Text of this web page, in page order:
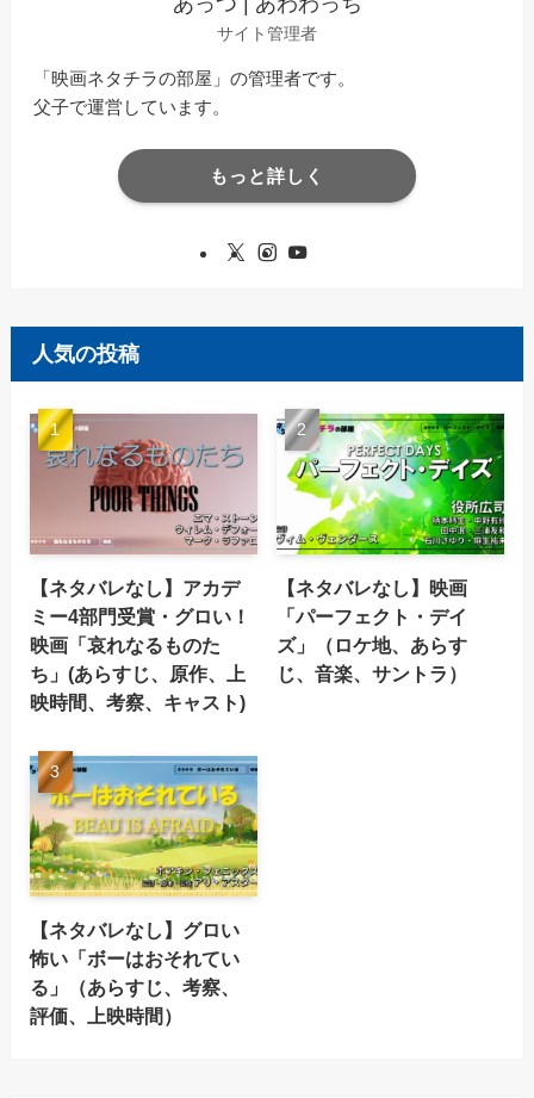
サイト管理者
「映画ネタチラの部屋」の管理者です。
父子で運営しています。
もっと詳しく
人気の投稿
【ネタバレなし】アカデ
ミー4部門受賞・グロい！
映画「哀れなるものた
ち」(あらすじ、原作、上
映時間、考察、キャスト)
【ネタバレなし】映画
「パーフェクト・デイ
ズ」（ロケ地、あらす
じ、音楽、サントラ）
【ネタバレなし】グロい
怖い「ボーはおそれてい
る」（あらすじ、考察、
評価、上映時間）